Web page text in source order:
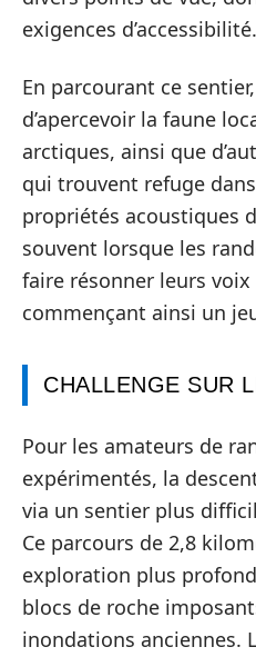
exigences d’accessibilité.
En parcourant ce
d’apercevoir la faune
arctiques, ainsi que
qui trouvent refuge
propriétés acoustiques
souvent lorsque les
faire résonner leurs
commençant ainsi un
CHALLENGE SUR
Pour les amateurs de
expérimentés, la
via un sentier plus
Ce parcours de 2,8
exploration plus
blocs de roche
inondations anciennes.